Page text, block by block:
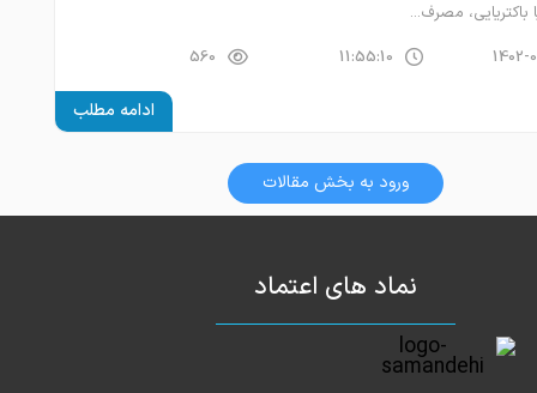
ادامه مطلب
باکتریایی، مصرف...
1402-
11:55:10
560
ورود به بخش مقالات
نماد های اعتماد